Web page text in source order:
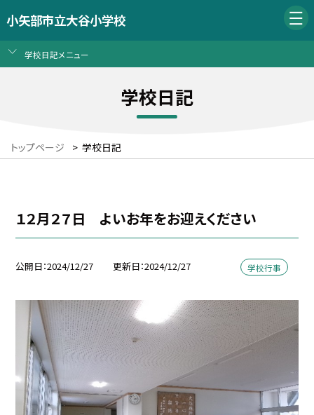
小矢部市立大谷小学校
学校日記メニュー
学校日記
トップページ > 学校日記
１２月２７日 よいお年をお迎えください
公開日 2024/12/27 更新日 2024/12/27 学校行事